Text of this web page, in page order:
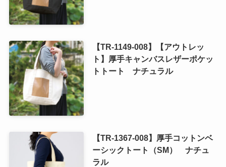
【TR-1149-008】【アウトレッ
ト】厚手キャンバスレザーポケッ
トトート ナチュラル
【TR-1367-008】厚手コットンベ
ーシックトート（SM） ナチュ
ラル